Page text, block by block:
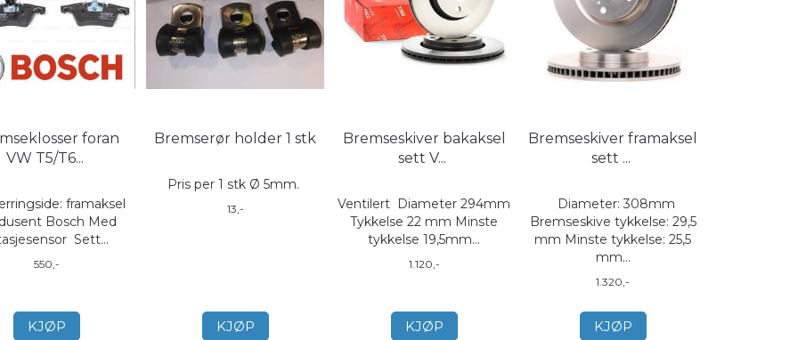
foran
VW T5/T6...
framaksel
Bosch Med
Sett...
550,-
KJØP
Bremserør holder 1 stk
Pris per 1 stk Ø 5mm.
13,-
KJØP
Bremseskiver bakaksel
sett V...
Ventilert Diameter 294mm
Tykkelse 22 mm Minste
tykkelse 19,5mm...
1.120,-
KJØP
Bremseskiver framaksel
sett ...
Diameter: 308mm
Bremseskive tykkelse: 29,5
mm Minste tykkelse: 25,5
mm...
1.320,-
KJØP